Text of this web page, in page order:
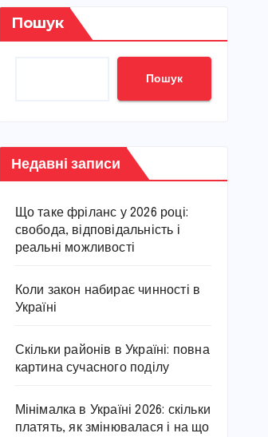
Пошук
Пошук
Недавні записи
Що таке фріланс у 2026 році:
свобода, відповідальність і
реальні можливості
Коли закон набирає чинності в
Україні
Скільки районів в Україні: повна
картина сучасного поділу
Мінімалка в Україні 2026: скільки
платять, як змінювалася і на що